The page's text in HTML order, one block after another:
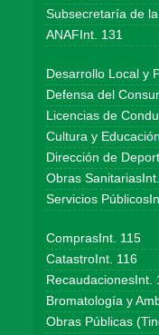
Subsecretaría de
ANAFInt. 131
Desarrollo Local y
Defensa del
Licencias de
Cultura y
Dirección de
Obras
Servicios
ComprasInt. 115
CatastroInt. 116
RecaudacionesInt.
Bromatología y
Obras Públicas